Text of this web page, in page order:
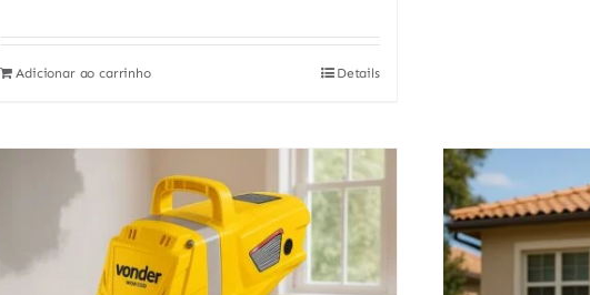
Adicionar ao carrinho Details